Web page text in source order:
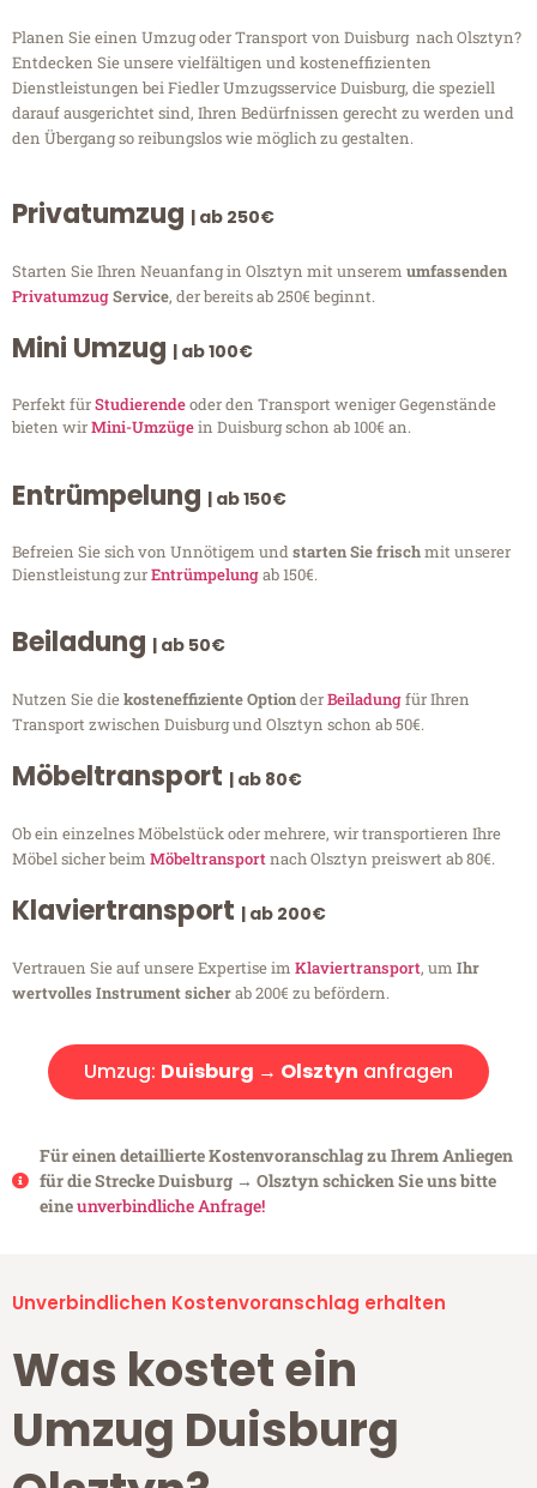
Planen Sie einen Umzug oder Transport von Duisburg nach Olsztyn?
Entdecken Sie unsere vielfältigen und kosteneffizienten
Dienstleistungen bei Fiedler Umzugsservice Duisburg, die speziell
darauf ausgerichtet sind, Ihren Bedürfnissen gerecht zu werden und
den Übergang so reibungslos wie möglich zu gestalten.
Privatumzug | ab 250€
Starten Sie Ihren Neuanfang in Olsztyn mit unserem umfassenden
PrivatumzugService, der bereits ab 250€ beginnt.
Mini Umzug | ab 100€
Perfekt fürStudierendeoder den Transport weniger Gegenstände
bieten wirMini-Umzügein Duisburg schon ab 100€ an.
Entrümpelung | ab 150€
Befreien Sie sich von Unnötigem undstarten Sie frischmit unserer
Dienstleistung zurEntrümpelungab 150€.
Beiladung | ab 50€
Nutzen Sie diekosteneffiziente OptionderBeiladungfür Ihren
Transport zwischen Duisburg und Olsztyn schon ab 50€.
Möbeltransport | ab 80€
Ob ein einzelnes Möbelstück oder mehrere, wir transportieren Ihre
Möbel sicher beim Möbeltransportnach Olsztyn preiswert ab 80€.
Klaviertransport | ab 200€
Vertrauen Sie auf unsere Expertise im Klaviertransport, um Ihr
wertvolles Instrument sicherab 200€ zu befördern.
Umzug: Duisburg → Olsztyn anfragen
Für einen detaillierte Kostenvoranschlag zu Ihrem Anliegen
für die Strecke Duisburg → Olsztyn schicken Sie uns bitte
eineunverbindliche Anfrage!
Unverbindlichen Kostenvoranschlag erhalten
Was kostet ein
Umzug Duisburg